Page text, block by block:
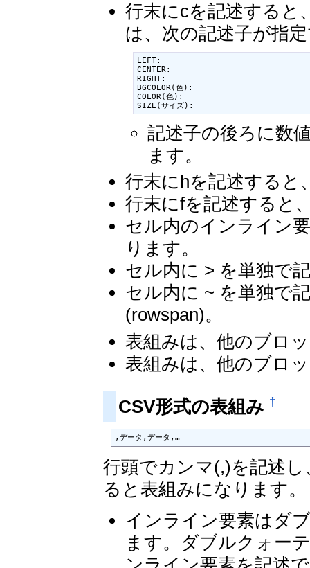
行末にcを記述すると
は、次の記述子が指
LEFT:
CENTER:
RIGHT:
BGCOLOR(色):
COLOR(色):
SIZE(サイズ):
記述子の後ろに数
ます。
行末にhを記述すると
行末にfを記述すると
セル内のインライン
ります。
セル内に > を単独で
セル内に ~ を単独で
(rowspan)。
表組みは、他のブロ
表組みは、他のブロ
CSV形式の表組み †
,データ,データ,…
行頭でカンマ(,)を記述
ると表組みになります。
インライン要素はダ
ます。ダブルクォー